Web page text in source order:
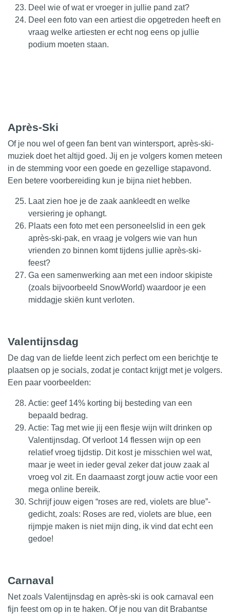
Deel wie of wat er vroeger in jullie pand zat?
Deel een foto van een artiest die opgetreden heeft en
vraag welke artiesten er echt nog eens op jullie
podium moeten staan.
Après-Ski
Of je nou wel of geen fan bent van wintersport, après-ski-
muziek doet het altijd goed. Jij en je volgers komen meteen
in de stemming voor een goede en gezellige stapavond.
Een betere voorbereiding kun je bijna niet hebben.
Laat zien hoe je de zaak aankleedt en welke
versiering je ophangt.
Plaats een foto met een personeelslid in een gek
après-ski-pak, en vraag je volgers wie van hun
vrienden zo binnen komt tijdens jullie après-ski-
feest?
Ga een samenwerking aan met een indoor skipiste
(zoals bijvoorbeeld SnowWorld) waardoor je een
middagje skiën kunt verloten.
Valentijnsdag
De dag van de liefde leent zich perfect om een berichtje te
plaatsen op je socials, zodat je contact krijgt met je volgers.
Een paar voorbeelden:
Actie: geef 14% korting bij besteding van een
bepaald bedrag.
Actie: Tag met wie jij een flesje wijn wilt drinken op
Valentijnsdag. Of verloot 14 flessen wijn op een
relatief vroeg tijdstip. Dit kost je misschien wel wat,
maar je weet in ieder geval zeker dat jouw zaak al
vroeg vol zit. En daarnaast zorgt jouw actie voor een
mega online bereik.
Schrijf jouw eigen “roses are red, violets are blue”-
gedicht, zoals: Roses are red, violets are blue, een
rijmpje maken is niet mijn ding, ik vind dat echt een
gedoe!
Carnaval
Net zoals Valentijnsdag en après-ski is ook carnaval een
fijn feest om op in te haken. Of je nou van dit Brabantse